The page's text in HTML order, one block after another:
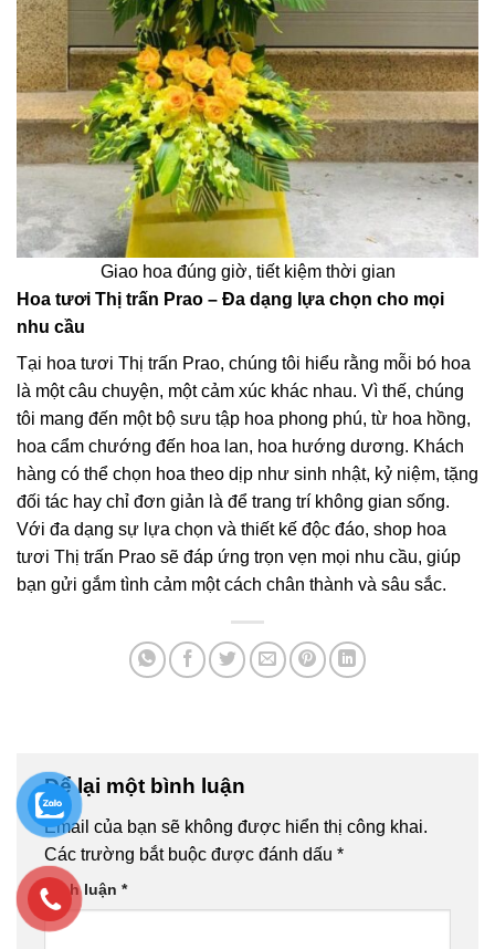
Giao hoa đúng giờ, tiết kiệm thời gian
Hoa tươi Thị trấn Prao – Đa dạng lựa chọn cho mọi
nhu cầu
Tại hoa tươi Thị trấn Prao, chúng tôi hiểu rằng mỗi bó hoa
là một câu chuyện, một cảm xúc khác nhau. Vì thế, chúng
tôi mang đến một bộ sưu tập hoa phong phú, từ hoa hồng,
hoa cẩm chướng đến hoa lan, hoa hướng dương. Khách
hàng có thể chọn hoa theo dịp như sinh nhật, kỷ niệm, tặng
đối tác hay chỉ đơn giản là để trang trí không gian sống.
Với đa dạng sự lựa chọn và thiết kế độc đáo, shop hoa
tươi Thị trấn Prao sẽ đáp ứng trọn vẹn mọi nhu cầu, giúp
bạn gửi gắm tình cảm một cách chân thành và sâu sắc.
Để lại một bình luận
Email của bạn sẽ không được hiển thị công khai.
Các trường bắt buộc được đánh dấu *
Bình luận *